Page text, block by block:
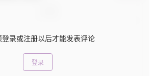
登录或注册以后才能发表评论
登录